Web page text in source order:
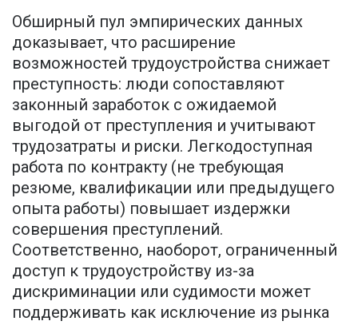
Обширный пул эмпирических данных
доказывает, что расширение
возможностей трудоустройства снижает
преступность: люди сопоставляют
законный заработок с ожидаемой
выгодой от преступления и учитывают
трудозатраты и риски. Легкодоступная
работа по контракту (не требующая
резюме, квалификации или предыдущего
опыта работы) повышает издержки
совершения преступлений.
Соответственно, наоборот, ограниченный
доступ к трудоустройству из-за
дискриминации или судимости может
поддерживать как исключение из рынка